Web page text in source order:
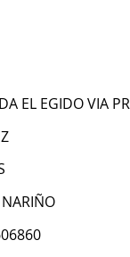
EL EGIDO VIA
NARIÑO